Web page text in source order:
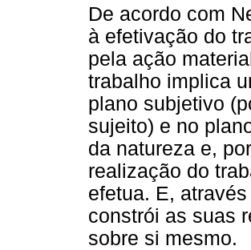
De acordo com
à efetivação do
pela ação
trabalho implica
plano subjetivo
sujeito) e no
da natureza e,
realização do
efetua. E,
constrói as suas
sobre si mesmo.